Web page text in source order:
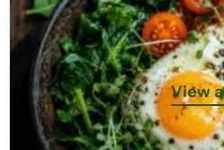
View